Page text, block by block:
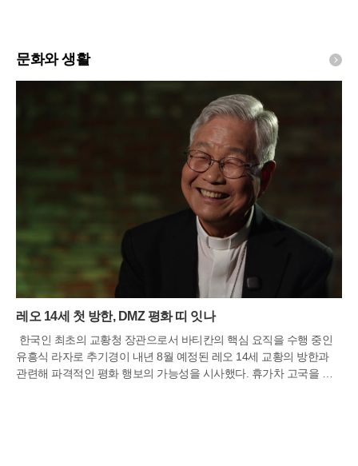
문화와 생활
레오 14세 첫 방한, DMZ 평화 띠 잇나
한국인 최초의 교황청 장관으로서 바티칸의 핵심 요직을 수행 중인
유흥식 라자로 추기경이 내년 8월 예정된 레오 14세 교황의 방한과
관련해 파격적인 평화 행보의 가능성을 시사했다. 휴가차 고국을 찾